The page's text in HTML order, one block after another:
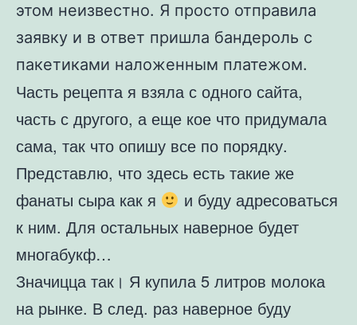
этом неизвестно. Я просто отправила
заявку и в ответ пришла бандероль с
пакетиками наложенным платежом.
Часть рецепта я взяла с одного сайта,
часть с другого, а еще кое что придумала
сама, так что опишу все по порядку.
Представлю, что здесь есть такие же
фанаты сыра как я
и буду адресоваться
к ним. Для остальных наверное будет
многабукф…
Значицца так। Я купила 5 литров молока
на рынке. В след. раз наверное буду